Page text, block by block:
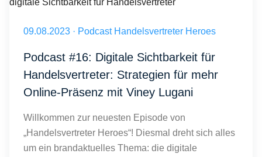
Veröffentlicht am 09.08.2023
09.08.2023 · Podcast Handelsvertreter Heroes
Podcast #16: Digitale Sichtbarkeit für
Handelsvertreter: Strategien für mehr
Online-Präsenz mit Viney Lugani
Willkommen zur neuesten Episode von
„Handelsvertreter Heroes“! Diesmal dreht sich alles
um ein brandaktuelles Thema: die digitale